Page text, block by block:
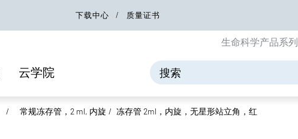
下载中心 质量证书
云学院
生命科学产品系列
常规冻存管，2 ml, 内旋 冻存管 2ml，内旋，无星形站立角，红